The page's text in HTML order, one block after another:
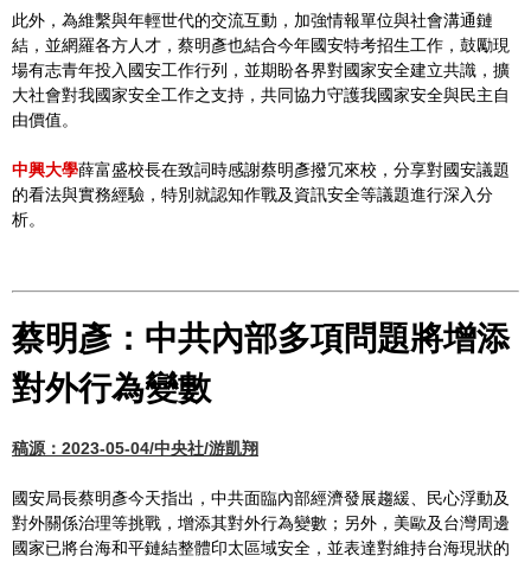
此外，為維繫與年輕世代的交流互動，加強情報單位與社會溝通鏈
結，並網羅各方人才，蔡明彥也結合今年國安特考招生工作，鼓勵現
場有志青年投入國安工作行列，並期盼各界對國家安全建立共識，擴
大社會對我國家安全工作之支持，共同協力守護我國家安全與民主自
由價值。
中興大學薛富盛校長在致詞時感謝蔡明彥撥冗來校，分享對國安議題
的看法與實務經驗，特別就認知作戰及資訊安全等議題進行深入分
析。
蔡明彥：中共內部多項問題將增添
對外行為變數
稿源：2023-05-04/中央社/游凱翔
國安局長蔡明彥今天指出，中共面臨內部經濟發展趨緩、民心浮動及
對外關係治理等挑戰，增添其對外行為變數；另外，美歐及台灣周邊
國家已將台海和平鏈結整體印太區域安全，並表達對維持台海現狀的